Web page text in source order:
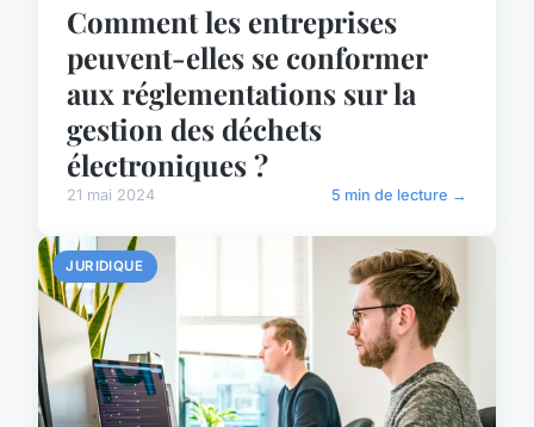
Comment les entreprises
peuvent-elles se conformer
aux réglementations sur la
gestion des déchets
électroniques ?
21 mai 2024 5 min de lecture →
JURIDIQUE